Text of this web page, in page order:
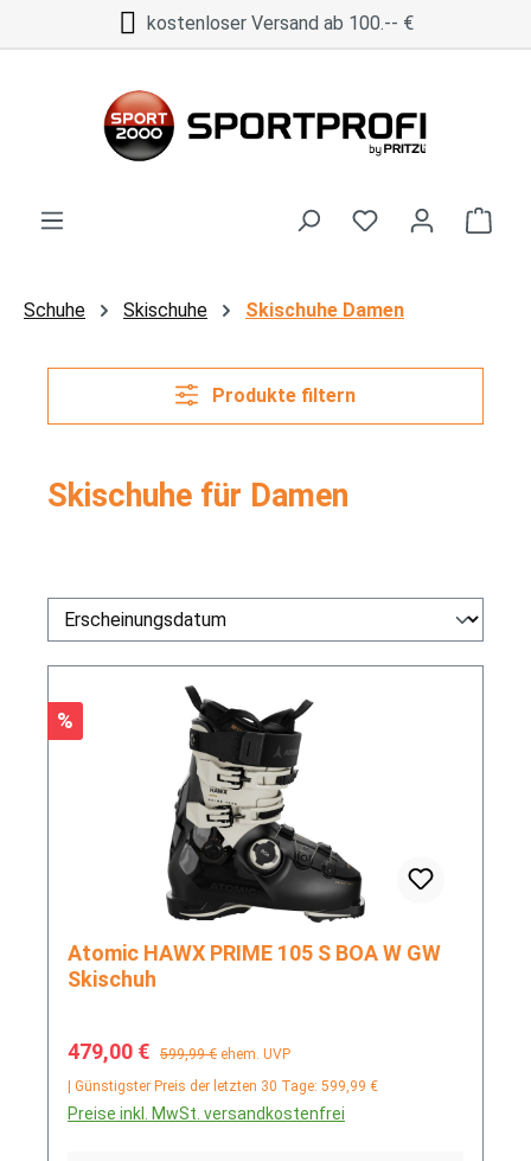
Zum Hauptinhalt springenkostenloser Versand ab 100.-- €
Schuhe Skischuhe Skischuhe Damen
Produkte filtern
Skischuhe für Damen
Rabatt
%
Atomic HAWX PRIME 105 S BOA W GW
Skischuh
Verkaufspreis:
479,00 € Regulärer Preis:
599,99 € ehem. UVP
| Günstigster Preis der letzten 30 Tage: 599,99 €
Preise inkl. MwSt. versandkostenfrei